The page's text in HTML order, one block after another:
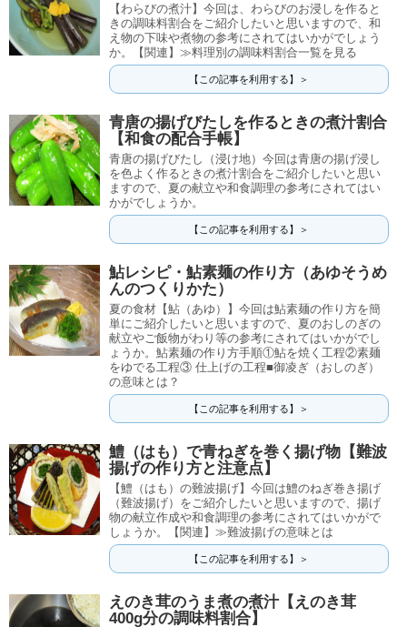
【わらびの煮汁】今回は、わらびのお浸しを作ると
きの調味料割合をご紹介したいと思いますので、和
え物の下味や煮物の参考にされてはいかがでしょう
か。【関連】≫料理別の調味料割合一覧を見る
【この記事を利用する】＞
青唐の揚げびたしを作るときの煮汁割合
【和食の配合手帳】
青唐の揚げびたし（浸け地）今回は青唐の揚げ浸し
を色よく作るときの煮汁割合をご紹介したいと思い
ますので、夏の献立や和食調理の参考にされてはい
かがでしょうか。
【この記事を利用する】＞
鮎レシピ・鮎素麺の作り方（あゆそうめ
んのつくりかた）
夏の食材【鮎（あゆ）】今回は鮎素麺の作り方を簡
単にご紹介したいと思いますので、夏のおしのぎの
献立やご飯物がわり等の参考にされてはいかがでし
ょうか。鮎素麺の作り方手順①鮎を焼く工程②素麺
をゆでる工程③ 仕上げの工程■御凌ぎ（おしのぎ）
の意味とは？
【この記事を利用する】＞
鱧（はも）で青ねぎを巻く揚げ物【難波
揚げの作り方と注意点】
【鱧（はも）の難波揚げ】今回は鱧のねぎ巻き揚げ
（難波揚げ）をご紹介したいと思いますので、揚げ
物の献立作成や和食調理の参考にされてはいかがで
しょうか。【関連】≫難波揚げの意味とは
【この記事を利用する】＞
えのき茸のうま煮の煮汁【えのき茸
400g分の調味料割合】